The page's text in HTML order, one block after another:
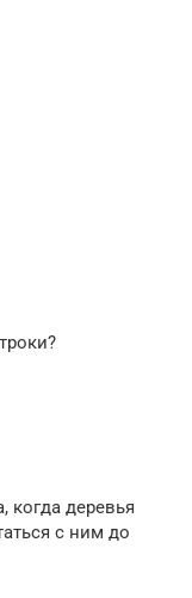
когда деревья
с ним до